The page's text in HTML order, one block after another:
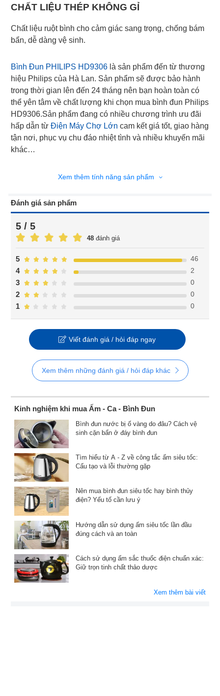
CHẤT LIỆU THÉP KHÔNG GỈ
Chất liệu ruột bình cho cảm giác sang trọng, chống bám
bẩn, dễ dàng vệ sinh.
Bình Đun PHILIPS HD9306 là sản phẩm đến từ thương
hiệu Philips của Hà Lan. Sản phẩm sẽ được bảo hành
trong thời gian lên đến 24 tháng nên bạn hoàn toàn có
thể yên tâm về chất lượng khi chọn mua bình đun Philips
HD9306.Sản phẩm đang có nhiều chương trình ưu đãi
hấp dẫn từ Điện Máy Chợ Lớn cam kết giá tốt, giao hàng
tận nơi, phục vụ chu đáo nhiệt tình và nhiều khuyến mãi
khác…
Xem thêm tính năng sản phẩm
Đánh giá sản phẩm
5 / 5
48 đánh giá
1 0
2 0
3 0
4 2
5 46
Viết đánh giá / hỏi đáp ngay
Xem thêm những đánh giá / hỏi đáp khác
Kinh nghiệm khi mua Ấm - Ca - Bình Đun
Bình đun nước bị ố vàng do đâu? Cách vệ
sinh cặn bẩn ở đáy bình đun
Tìm hiểu từ A - Z về công tắc ấm siêu tốc:
Cấu tạo và lỗi thường gặp
Nên mua bình đun siêu tốc hay bình thủy
điện? Yếu tố cần lưu ý
Hướng dẫn sử dụng ấm siêu tốc lần đầu
đúng cách và an toàn
Cách sử dụng ấm sắc thuốc điện chuẩn xác:
Giữ trọn tinh chất thảo dược
Xem thêm bài viết